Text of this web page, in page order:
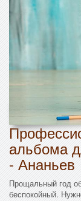
альбома
- Ананьев
Прощальный год
беспокойный.